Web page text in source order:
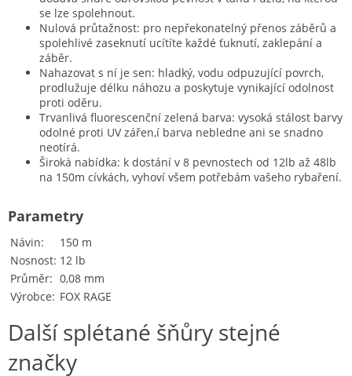
se lze spolehnout.
Nulová průtažnost: pro nepřekonatelný přenos záběrů a
spolehlivé zaseknutí ucítíte každé ťuknutí, zaklepání a
záběr.
Nahazovat s ní je sen: hladký, vodu odpuzující povrch,
prodlužuje délku náhozu a poskytuje vynikající odolnost
proti oděru.
Trvanlivá fluorescenční zelená barva: vysoká stálost barvy
odolné proti UV zářen,í barva nebledne ani se snadno
neotírá.
Široká nabídka: k dostání v 8 pevnostech od 12lb až 48lb
na 150m cívkách, vyhoví všem potřebám vašeho rybaření.
Návin
150 m
Nosnost 12 lb
Průměr
0,08 mm
Výrobce
FOX RAGE
Parametry
Další splétané šňůry stejné
značky